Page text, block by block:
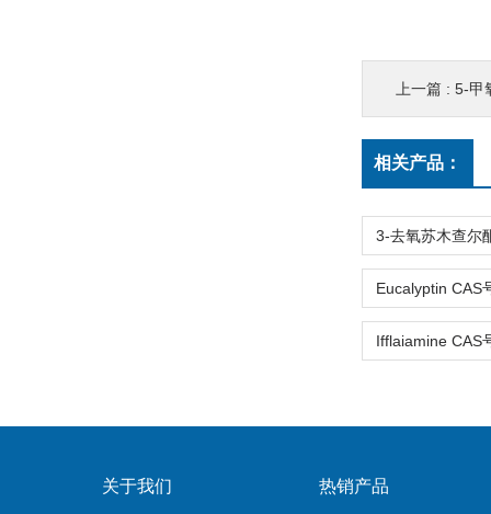
上一篇 : 5-甲
相关产品：
关于我们 热销产品